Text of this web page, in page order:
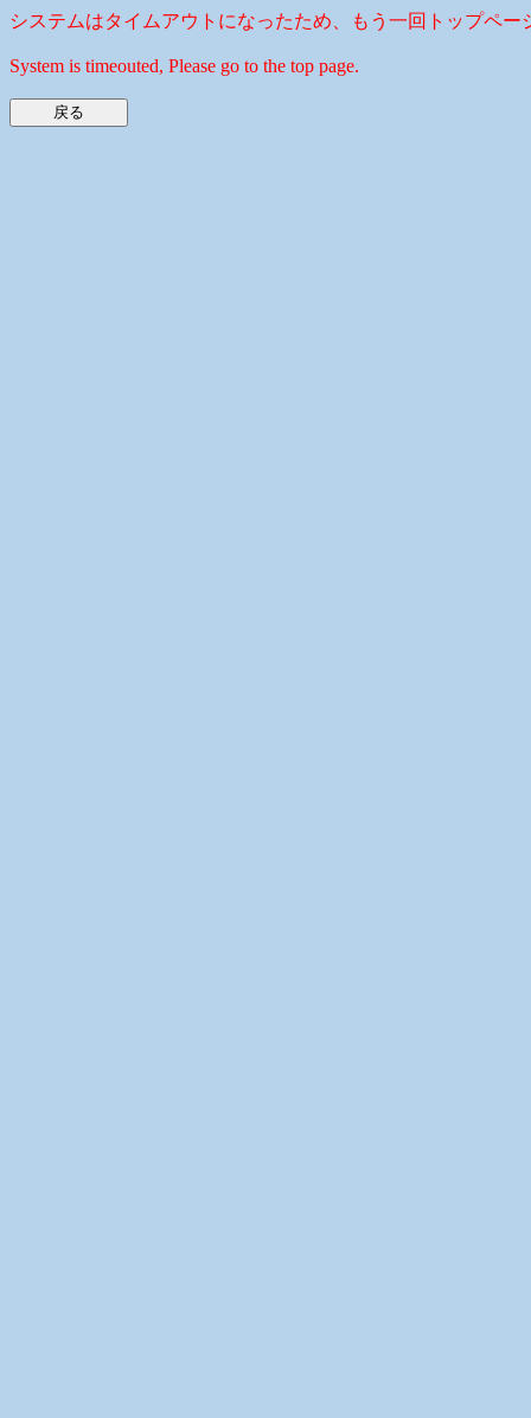
システムはタイムアウトになったため、もう一回トップペー
System is timeouted, Please go to the top page.